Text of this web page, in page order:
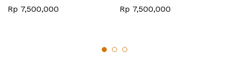
Rp 7,500,000 Rp 7,500,000